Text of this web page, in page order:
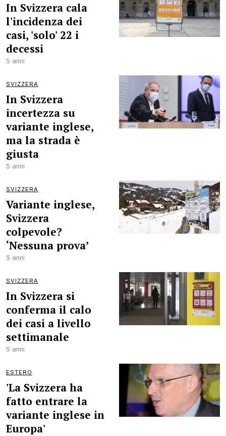
In Svizzera cala
l'incidenza dei
casi, 'solo' 22 i
decessi
5 anni
SVIZZERA
In Svizzera
incertezza su
variante inglese,
ma la strada è
giusta
5 anni
SVIZZERA
Variante inglese,
Svizzera
colpevole?
‘Nessuna prova’
5 anni
SVIZZERA
In Svizzera si
conferma il calo
dei casi a livello
settimanale
5 anni
ESTERO
'La Svizzera ha
fatto entrare la
variante inglese in
Europa'